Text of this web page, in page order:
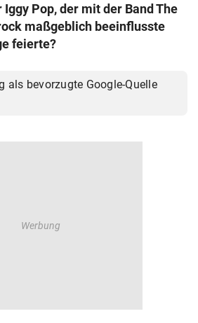
& Co KG 2026
Pop, der mit der Band The
maßgeblich beeinflusste
feierte?
als bevorzugte Google-Quelle